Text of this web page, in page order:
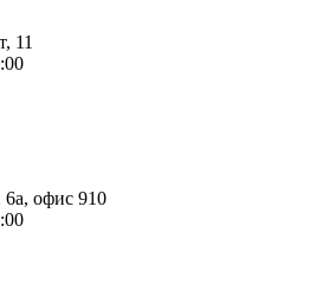
11
офис 910